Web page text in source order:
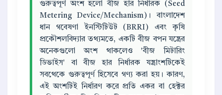
গুরুত্বপূর্ণ অংশ হলো বীজ হার নির্ধারক (Seed
Metering Device/Mechanism)। বাংলাদেশ
ধান গবেষণা ইনস্টিটিউট (BRRI) এবং কৃষি
প্রকৌশলবিদ্যার তথ্যমতে, একটি বীজ বপন যন্ত্রের
অনেকগুলো অংশ থাকলেও 'বীজ মিটারিং
ডিভাইস' বা বীজ হার নির্ধারক যন্ত্রাংশটিকেই
সবথেকে গুরুত্বপূর্ণ হিসেবে গণ্য করা হয়। কারণ,
এই অংশটিই নির্ধারণ করে প্রতি একর বা হেক্টর